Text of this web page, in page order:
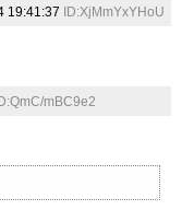
19:41:37 ID:XjMmYxYHoU
ID:QmC/mBC9e2